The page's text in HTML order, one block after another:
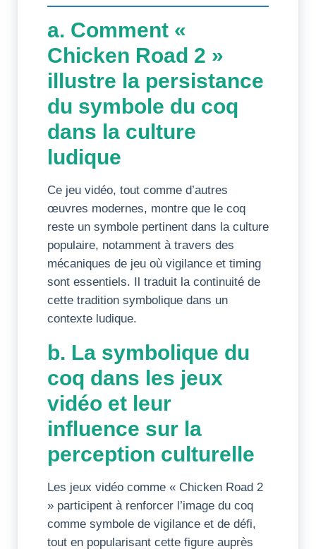
a. Comment «
Chicken Road 2 »
illustre la persistance
du symbole du coq
dans la culture
ludique
Ce jeu vidéo, tout comme d’autres
œuvres modernes, montre que le coq
reste un symbole pertinent dans la culture
populaire, notamment à travers des
mécaniques de jeu où vigilance et timing
sont essentiels. Il traduit la continuité de
cette tradition symbolique dans un
contexte ludique.
b. La symbolique du
coq dans les jeux
vidéo et leur
influence sur la
perception culturelle
Les jeux vidéo comme « Chicken Road 2
» participent à renforcer l’image du coq
comme symbole de vigilance et de défi,
tout en popularisant cette figure auprès